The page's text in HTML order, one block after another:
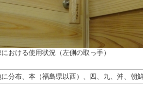
おける使用状況（左側の取っ手）
分布、本（福島県以西）、四、九、沖、朝鮮